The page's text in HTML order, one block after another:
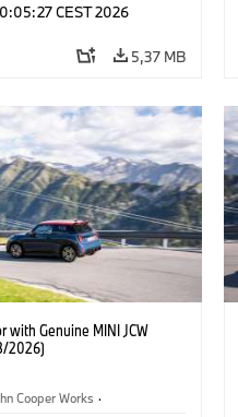
příslušenství
CEST 2026
5,37 MB
with Genuine MINI JCW
2026)
Cooper Works ·